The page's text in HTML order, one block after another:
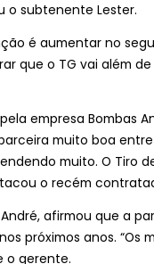
o subtenente Lester.
é aumentar no
que o TG vai além
empresa Bombas
muito boa
muito. O Tiro
o recém
afirmou que a
próximos anos. “Os
o gerente.